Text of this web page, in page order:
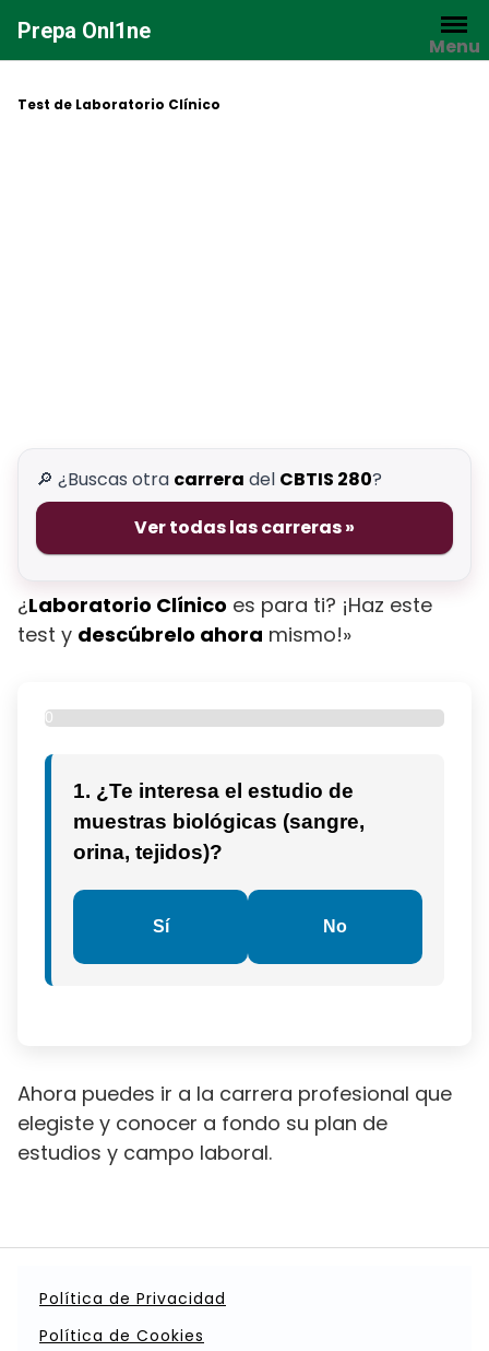
contenido
Prepa Onl1ne
Menu
Test de Laboratorio Clínico
🔎 ¿Buscas otra carrera del CBTIS 280?
Ver todas las carreras »
¿Laboratorio Clínico es para ti? ¡Haz este
test y descúbrelo ahora mismo!»
0
1. ¿Te interesa el estudio de
muestras biológicas (sangre,
orina, tejidos)?
Sí No
Ahora puedes ir a la carrera profesional que
elegiste y conocer a fondo su plan de
estudios y campo laboral.
Política de Privacidad
Política de Cookies